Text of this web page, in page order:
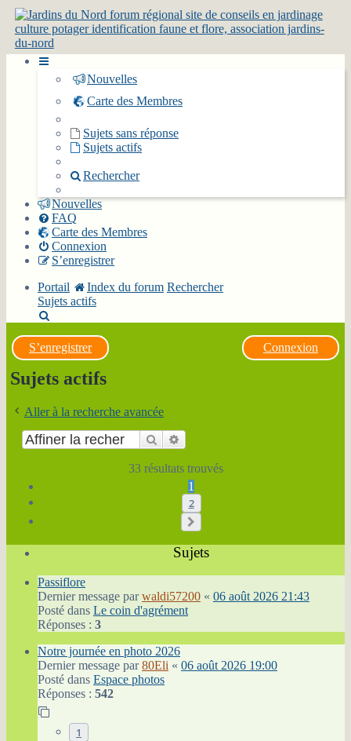
Nouvelles
Carte des Membres
Sujets sans réponse
Sujets actifs
Rechercher
Nouvelles
FAQ
Carte des Membres
Connexion
S’enregistrer
Portail
Index du forum Rechercher
Sujets actifs
S’enregistrer Connexion
Sujets actifs
Aller à la recherche avancée
Rechercher
33 résultats trouvés
1
2
Sujets
Passiflore
Dernier message parwaldi57200 « 06 août 2026 21:43
Posté dans Le coin d'agrément
Réponses : 3
Notre journée en photo 2026
Dernier message par80Eli « 06 août 2026 19:00
Posté dans Espace photos
Réponses : 542
1